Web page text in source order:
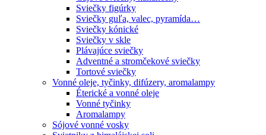
Sviečky figúrky
Sviečky guľa, valec, pyramída…
Sviečky kónické
Sviečky v skle
Plávajúce sviečky
Adventné a stromčekové sviečky
Tortové sviečky
Vonné oleje, tyčinky, difúzery, aromalampy
Éterické a vonné oleje
Vonné tyčinky
Aromalampy
Sójové vonné vosky